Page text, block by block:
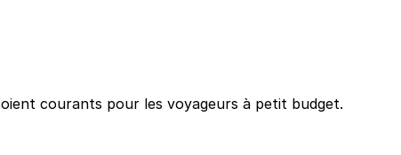
courants pour les voyageurs à petit budget.